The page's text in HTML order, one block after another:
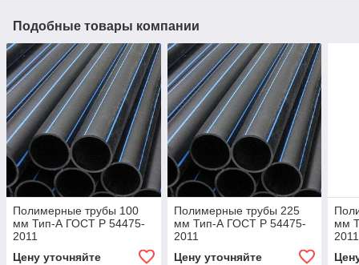
Подобные товары компании
Полимерные трубы 100
мм Тип-А ГОСТ Р 54475-
2011
Цену уточняйте
Полимерные трубы 225
мм Тип-А ГОСТ Р 54475-
2011
Цену уточняйте
мм
2011